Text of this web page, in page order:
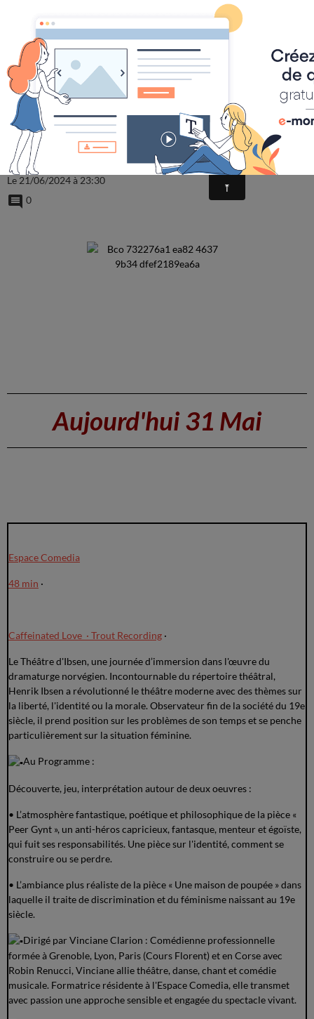
LE BOUDOIR LITTÉRAIRE LA
Annonces des écoles et
formation de Théâtre
Par
frederique Roustant
Le 21/06/2024à 23:30
0
Aujourd'hui 31 Mai
Espace Comedia
48 min ·
Caffeinated Love · Trout Recording ·
Le Théâtre d'Ibsen, une journée d’immersion dans l'œuvre du
dramaturge norvégien. Incontournable du répertoire théâtral,
Henrik Ibsen a révolutionné le théâtre moderne avec des thèmes sur
la liberté, l'identité ou la morale. Observateur fin de la société du 19e
siècle, il prend position sur les problèmes de son temps et se penche
particulièrement sur la situation féminine.
Au Programme :
Découverte, jeu, interprétation autour de deux oeuvres :
• L’atmosphère fantastique, poétique et philosophique de la pièce «
Peer Gynt », un anti-héros capricieux, fantasque, menteur et égoïste,
qui fuit ses responsabilités. Une pièce sur l'identité, comment se
construire ou se perdre.
• L’ambiance plus réaliste de la pièce « Une maison de poupée » dans
laquelle il traite de discrimination et du féminisme naissant au 19e
siècle.
Dirigé par Vinciane Clarion : Comédienne professionnelle
formée à Grenoble, Lyon, Paris (Cours Florent) et en Corse avec
Robin Renucci, Vinciane allie théâtre, danse, chant et comédie
musicale. Formatrice résidente à l'Espace Comedia, elle transmet
avec passion une approche sensible et engagée du spectacle vivant.